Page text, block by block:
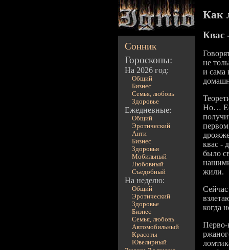
Сонник
Гороскопы:
На 2026 год:
Общий
Бизнес
Семья, любовь
Здоровье
Ежедневные:
Общий
Эротический
Анти
Бизнес
Здоровья
Мобильный
Любовный
Съедобный
На неделю:
Общий
Эротический
Здоровье
Бизнес
Семья, любовь
Автомобильный
Красоты
Ювелирный
Как
Квас
не
и сама
Но…
квас -
было
жили.
когда
Перво-